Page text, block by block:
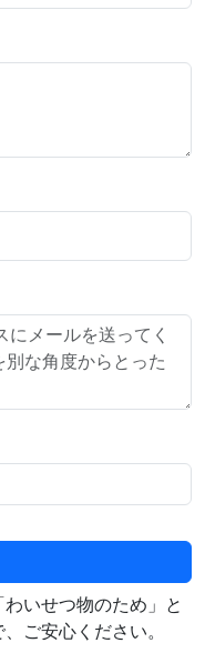
いせつ物のため」と
ご安心ください。